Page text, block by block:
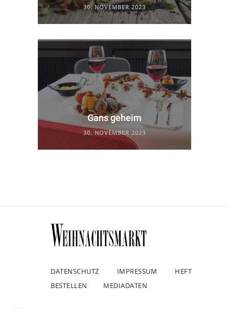
30. NOVEMBER 2023
Gans geheim
30. NOVEMBER 2023
DATENSCHUTZ IMPRESSUM
HEFT
BESTELLEN
MEDIADATEN